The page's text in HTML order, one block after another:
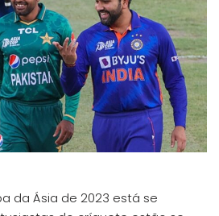
da Ásia de 2023 está se